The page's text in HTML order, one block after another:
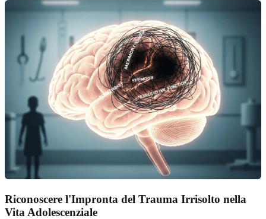
Riconoscere l'Impronta del Trauma Irrisolto nella
Vita Adolescenziale